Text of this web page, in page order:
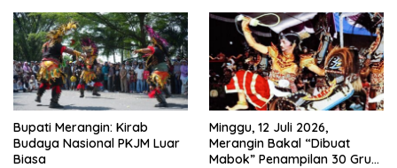
Bupati Merangin: Kirab
Budaya Nasional PKJM Luar
Biasa
Minggu, 12 Juli 2026,
Merangin Bakal “Dibuat
Mabok” Penampilan 30 Grup